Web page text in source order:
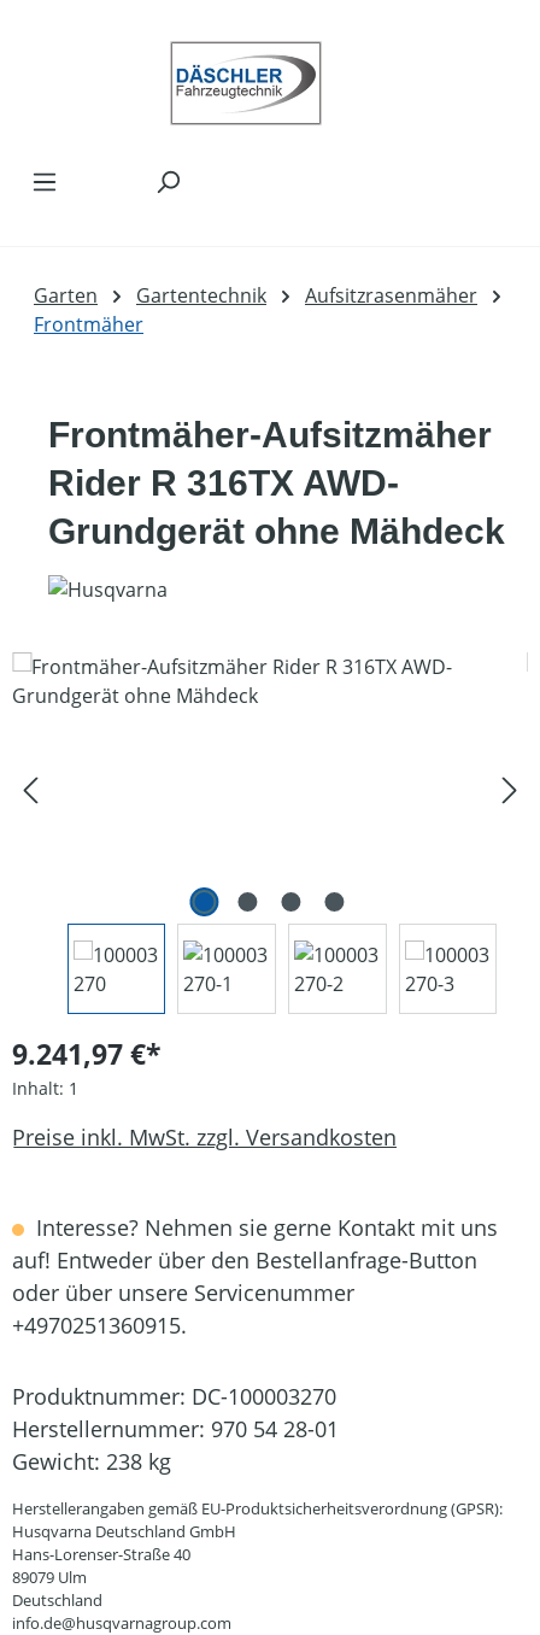
Garten Gartentechnik
Aufsitzrasenmäher
Frontmäher
Frontmäher-Aufsitzmäher
Rider R 316TX AWD-
Grundgerät ohne Mähdeck
Bildergalerie überspringen
9.241,97 €*
Inhalt: 1
Preise inkl. MwSt. zzgl. Versandkosten
Interesse? Nehmen sie gerne Kontakt mit uns
auf! Entweder über den Bestellanfrage-Button
oder über unsere Servicenummer
+4970251360915.
Produktnummer: DC-100003270
Herstellernummer: 970 54 28-01
Gewicht: 238 kg
Herstellerangaben gemäß EU-Produktsicherheitsverordnung (GPSR):
Husqvarna Deutschland GmbH
Hans-Lorenser-Straße 40
89079 Ulm
Deutschland
info.de@husqvarnagroup.com